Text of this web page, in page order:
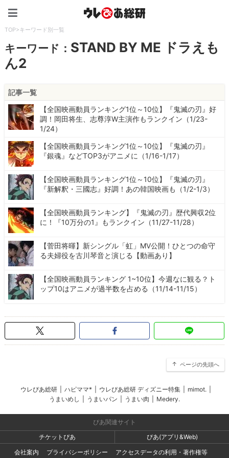
TOP>キーワード別一覧
キーワード： STAND BY ME ドラえも
ん2
記事一覧
【全国映画動員ランキング1位～10位】『鬼滅の刃』好
調！岡田将生、志尊淳W主演作もランクイン（1/23-
1/24）
【全国映画動員ランキング1位～10位】『鬼滅の刃』
『銀魂』などTOP3がアニメに（1/16-1/17）
【全国映画動員ランキング1位～10位】『鬼滅の刃』
『新解釈・三國志』好調！あの韓国映画も（1/2-1/3）
【全国映画動員ランキング】『鬼滅の刃』歴代興収2位
に！『10万分の1』もランクイン（11/27-11/28）
【菅田将暉】新シングル「虹」MV公開！ひとつの命守
る夫婦役を古川琴音と演じる【動画あり】
【全国映画動員ランキング 1~10位】今週なに観る？ト
ップ10はアニメが過半数を占める（11/14-11/15）
ページの先頭へ
ウレぴあ総研 ハピママ* ウレぴあ総研 ディズニー特集 mimot.
うまいめし
うまいパン うまい肉 Medery.
ぴあ関連サイト
チケットぴあ
ぴあ(アプリ&Web)
会社案内
プライバシーポリシー アクセスデータの利用・著作権等